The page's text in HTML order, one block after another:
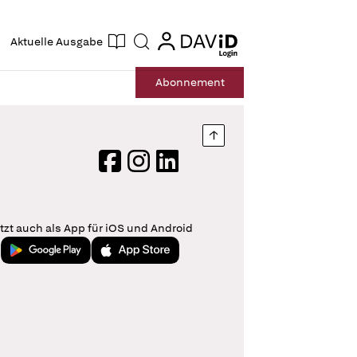
Aktuelle Ausgabe Suche login
login
Abonnement
Nach oben springen
FacebookInstagram
LinkedIn
auch als App für iOS und Android
Jetzt bei Google PlayLaden im App Store